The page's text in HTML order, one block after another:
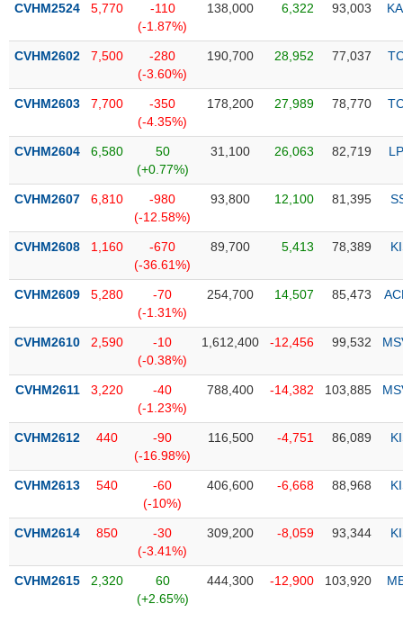
thái
phiếu
mô
thị
Niêm
Niêm
mới
yết
sung
niêm
yết
Theo
dõi
biệt
được
CVHM2524 5,770
-110
(-1.87%)
138,000 6,322 93,003
CVHM2602 7,500
-280
(-3.60%)
190,700 28,952 77,037
CVHM2603 7,700
-350
(-4.35%)
178,200 27,989 78,770
CVHM2604 6,580
50
(+0.77%)
31,100 26,063 82,719
CVHM2607 6,810
-980
(-12.58%)
93,800 12,100 81,395
CVHM2608 1,160
-670
(-36.61%)
89,700 5,413 78,389
CVHM2609 5,280
-70
(-1.31%)
254,700 14,507 85,473
CVHM2610 2,590
-10
(-0.38%)
1,612,400 -12,456 99,532
CVHM2611 3,220
-40
(-1.23%)
788,400 -14,382 103,885
CVHM2612 440
-90
(-16.98%)
116,500 -4,751 86,089
CVHM2613 540
-60
(-10%)
406,600 -6,668 88,968
CVHM2614 850
-30
(-3.41%)
309,200 -8,059 93,344
CVHM2615 2,320
60
(+2.65%)
444,300 -12,900 103,920
NGÀNH
DOANH
NGHIỆP
PHIẾU
PHÁI
TRÁI
CÔNG
ĐẦU
TƯ